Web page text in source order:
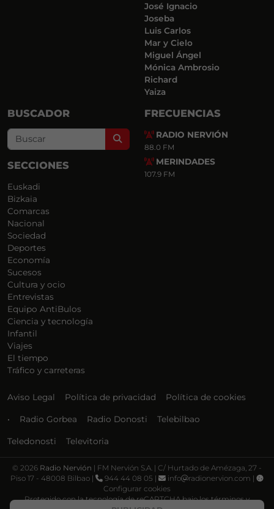
José Ignacio
Joseba
Luis Carlos
Mar y Cielo
Miguel Ángel
Mónica Ambrosio
Richard
Yaiza
BUSCADOR
Search
SECCIONES
Euskadi
Bizkaia
Comarcas
Nacional
Sociedad
Deportes
Economía
Sucesos
Cultura y ocio
Entrevistas
Equipo AntiBulos
Ciencia y tecnología
Infantil
Viajes
El tiempo
Tráfico y carreteras
FRECUENCIAS
RADIO NERVIÓN
88.0 FM
MERINDADES
107.9 FM
Aviso Legal Política de privacidad Política de cookies
• Radio Gorbea Radio Donosti Telebilbao
Teledonosti Televitoria
© 2026 Radio Nervión | FM Nervión S.A. | C/ Hurtado de Amézaga, 27 -
Piso 17 - 48008 Bilbao |
944 44 08 05 | info
radionervion.com |
Configurar cookies
Protegido con la tecnología de reCAPTCHA bajo los términos y